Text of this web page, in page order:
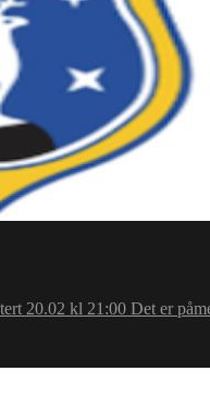
20.02 kl 21:00 Det er